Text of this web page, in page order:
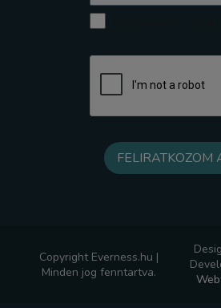
Copyright Everness.hu |
Minden jog fenntartva.